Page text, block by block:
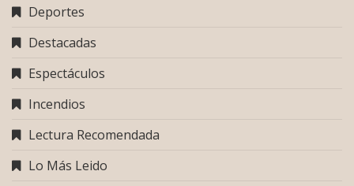
Deportes
Destacadas
Espectáculos
Incendios
Lectura Recomendada
Lo Más Leido